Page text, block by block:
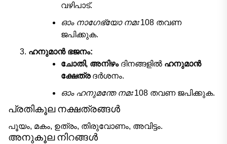
വഴിപാട്.
ഓം നാഗേഭ്യോ നമഃ108 തവണ
ജപിക്കുക.
ഹനുമാൻ ഭജനം:
ചോതി, അനിഴംദിനങ്ങളിൽ ഹനുമാൻ
ക്ഷേത്രദർശനം.
ഓം ഹനുമന്തേ നമഃ108 തവണ ജപിക്കുക.
പ്രതികൂല നക്ഷത്രങ്ങൾ
പൂയം, മകം, ഉത്രം, തിരുവോണം, അവിട്ടം.
അനുകൂല നിറങ്ങൾ